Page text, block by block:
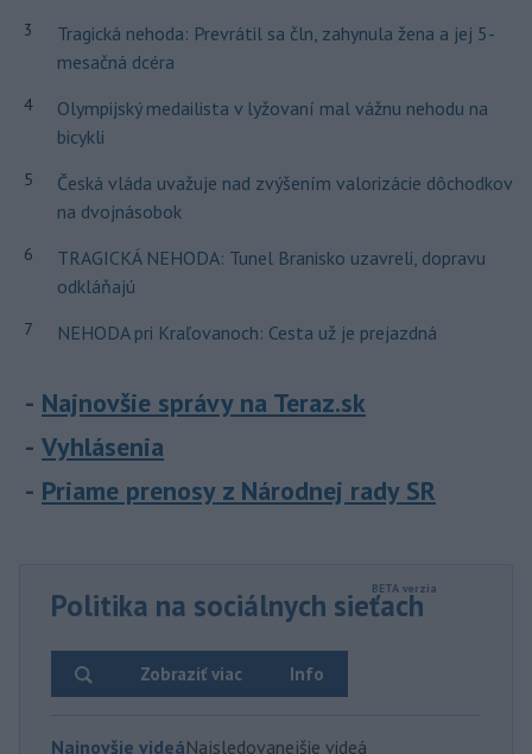
3
Tragická nehoda: Prevrátil sa čln, zahynula žena a jej 5-
mesačná dcéra
4
Olympijský medailista v lyžovaní mal vážnu nehodu na
bicykli
5
Česká vláda uvažuje nad zvýšením valorizácie dôchodkov
na dvojnásobok
6
TRAGICKÁ NEHODA: Tunel Branisko uzavreli, dopravu
odkláňajú
7 NEHODA pri Kraľovanoch: Cesta už je prejazdná
Najnovšie správy na Teraz.sk
Vyhlásenia
Priame prenosy z Národnej rady SR
Politika na sociálnych sieťach
Info
Zobraziť viac
Najnovšie videáNajsledovanejšie videá